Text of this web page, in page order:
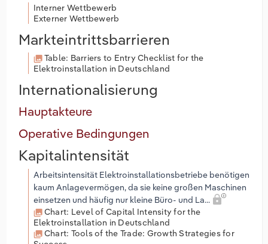
Interner Wettbewerb
Externer Wettbewerb
Markteintrittsbarrieren
Table: Barriers to Entry Checklist for the
Elektroinstallation in Deutschland
Internationalisierung
Hauptakteure
Operative Bedingungen
Kapitalintensität
Arbeitsintensität Elektroinstallationsbetriebe benötigen
kaum Anlagevermögen, da sie keine großen Maschinen
einsetzen und häufig nur kleine Büro- und La...
Chart: Level of Capital Intensity for the
Elektroinstallation in Deutschland
Chart: Tools of the Trade: Growth Strategies for